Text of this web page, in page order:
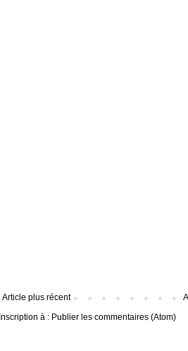
Article plus récent
Inscription à : Publier les commentaires (Atom)